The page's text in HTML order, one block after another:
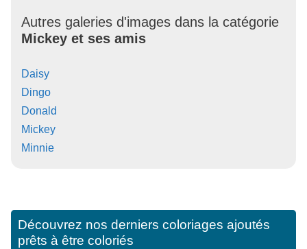
Autres galeries d'images dans la catégorie
Mickey et ses amis
Daisy
Dingo
Donald
Mickey
Minnie
Découvrez nos derniers coloriages ajoutés
prêts à être coloriés